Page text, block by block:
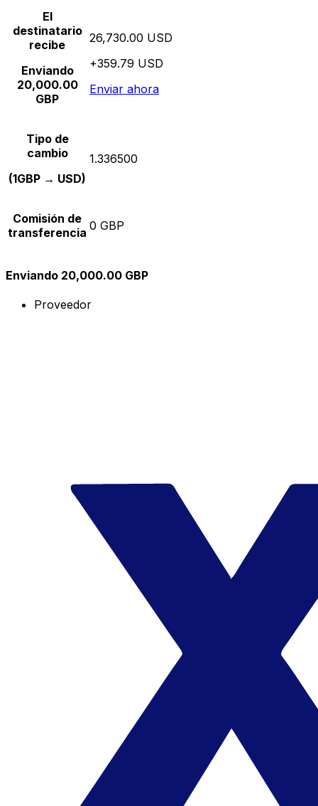
El
destinatario
recibe
Enviando
20,000.00
GBP
26,730.00 USD
+359.79 USD
Enviar ahora
Tipo de
cambio
(1GBP → USD)
1.336500
Comisión de
transferencia 0 GBP
Enviando 20,000.00 GBP
Proveedor